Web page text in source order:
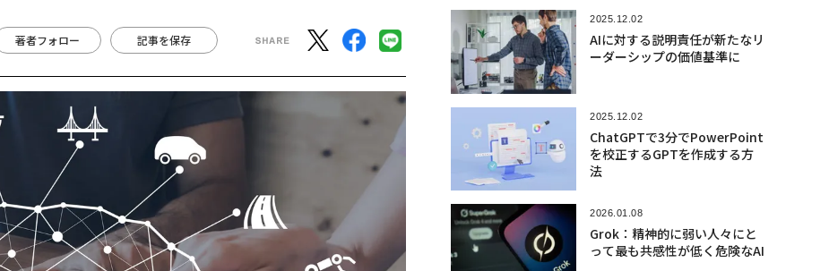
著者フォロー 記事を保存
2025.12.02
AIに対する説明責任が新たなリ
ーダーシップの価値基準に
2025.12.02
ChatGPTで3分でPowerPoint
を校正するGPTを作成する方
法
2026.01.08
Grok：精神的に弱い人々にと
って最も共感性が低く危険なAI